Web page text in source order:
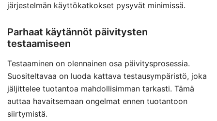
järjestelmän käyttökatkokset pysyvät minimissä.
Parhaat käytännöt päivitysten
testaamiseen
Testaaminen on olennainen osa päivitysprosessia.
Suositeltavaa on luoda kattava testausympäristö, joka
jäljittelee tuotantoa mahdollisimman tarkasti. Tämä
auttaa havaitsemaan ongelmat ennen tuotantoon
siirtymistä.